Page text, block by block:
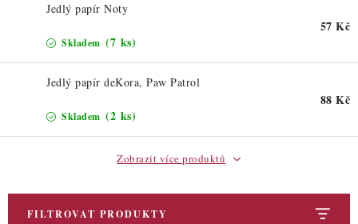
NOVÉ ZBOŽÍ
ZNAČKY
Podmínky ochrany osobních údajů
Jedlý papír Noty
Skladem (7 ks)
57 Kč
Jedlý papír deKora, Paw Patrol
Skladem (2 ks)
88 Kč
Zobrazit více produktů
FILTROVAT PRODUKTY